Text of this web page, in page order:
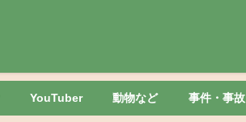
YouTuber 動物など 事件・事故